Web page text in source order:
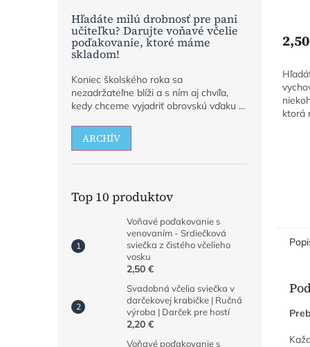
Hľadáte milú drobnosť pre pani
učiteľku? Darujte voňavé včelie
poďakovanie, ktoré máme
skladom!
Koniec školského roka sa
nezadržateľne blíži a s ním aj chvíľa,
kedy chceme vyjadriť obrovskú vďaku ...
ARCHÍV
Top 10 produktov
Voňavé poďakovanie s
venovaním - Srdiečková
sviečka z čistého včelieho
vosku
2,50 €
Svadobná včelia sviečka v
darčekovej krabičke | Ručná
výroba | Darček pre hostí
2,20 €
Voňavé poďakovanie s
ktorá